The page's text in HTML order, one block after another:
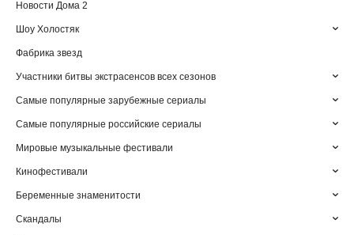
Новости Дома 2
Шоу Холостяк
Фабрика звезд
Участники битвы экстрасенсов всех сезонов
Самые популярные зарубежные сериалы
Самые популярные российские сериалы
Мировые музыкальные фестивали
Кинофестивали
Беременные знаменитости
Скандалы